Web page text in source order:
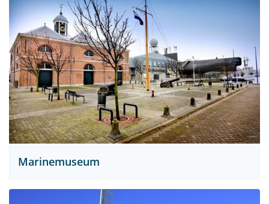
Marinemuseum